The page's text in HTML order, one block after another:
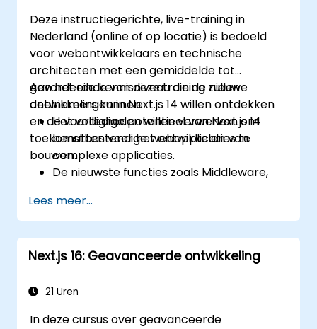
Deze instructiegerichte, live-training in
Nederland (online of op locatie) is bedoeld
voor webontwikkelaars en technische
architecten met een gemiddelde tot
gevorderde kennisniveau die de nieuwe
ontwikkelingen in Next.js 14 willen ontdekken
en de vaardigheden willen verwerven om
toekomstbestendige webapplicaties te
bouwen.
Aan het einde van deze training zullen
deelnemers kunnen:
Het volledige potentieel van Next.js 14
benutten voor het ontwikkelen van
complexe applicaties.
De nieuwste functies zoals Middleware,
Functions toepassen.
Beste praktijken op het gebied van
prestaties, schaalbaarheid en SEO
implementeren.
applicaties effectief oplossen.
Lees meer...
Next.js 16: Geavanceerde ontwikkeling
21 Uren
In deze cursus over geavanceerde